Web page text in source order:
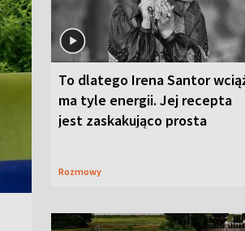
To dlatego Irena Santor
ma tyle energii. Jej recepta
jest zaskakująco prosta
Rozmowy